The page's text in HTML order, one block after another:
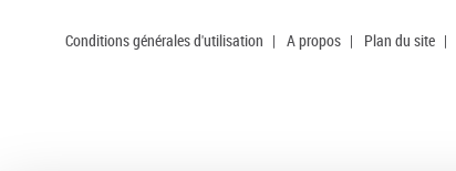
Conditions générales d'utilisation | A propos | Plan du site |